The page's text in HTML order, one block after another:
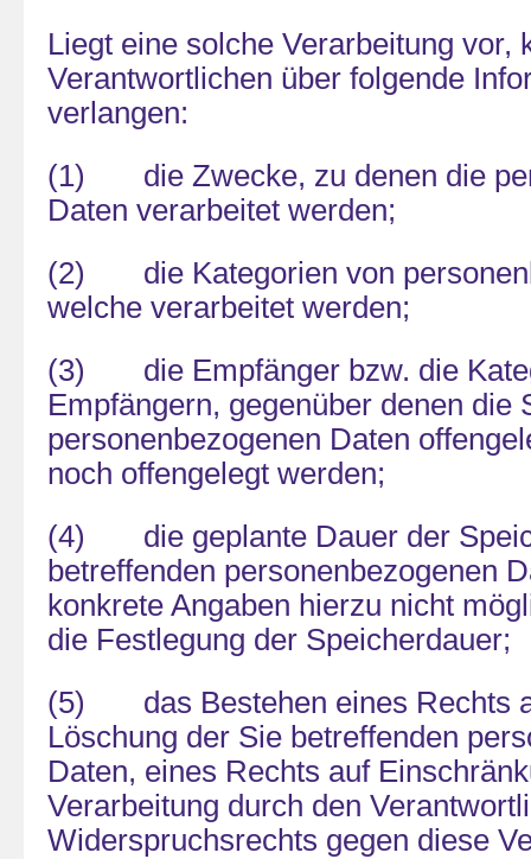
Liegt eine solche Verarbeitung vor,
Verantwortlichen über folgende
verlangen:
(1) die Zwecke, zu denen die
Daten verarbeitet werden;
(2) die Kategorien von
welche verarbeitet werden;
(3) die Empfänger bzw. die
Empfängern, gegenüber denen die
personenbezogenen Daten
noch offengelegt werden;
(4) die geplante Dauer der
betreffenden personenbezogenen
konkrete Angaben hierzu nicht
die Festlegung der Speicherdauer;
(5) das Bestehen eines Rechts
Löschung der Sie betreffenden
Daten, eines Rechts auf
Verarbeitung durch den
Widerspruchsrechts gegen diese